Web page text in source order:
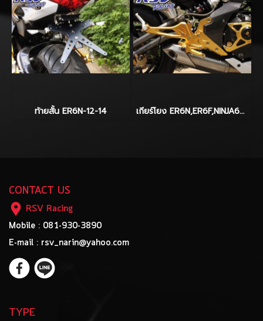
ท้ายสั้น ER6N-12-14 เกียร์โยง ER6N,ER6F,NINJA650_2012-2014
CONTACT US
RSV Racing
Mobile : 081-930-3890
E-mail : rsv_narin@yahoo.com
TYPE